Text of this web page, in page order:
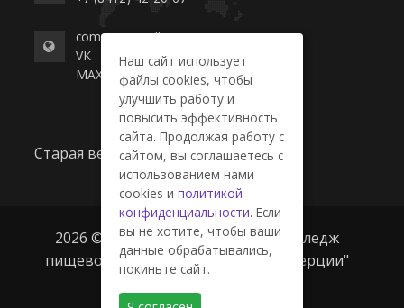
commerce-college.ru
VK
MAX
Старая версия сайта
2026 © ГАПОУ ПО "Пензенский колледж
пищевой промышленности и коммерции"
Наш сайт использует
файлы cookies, чтобы
улучшить работу и
повысить эффективность
сайта. Продолжая работу с
сайтом, вы соглашаетесь с
использованием нами
cookies и политикой
конфиденциальности. Если
вы не хотите, чтобы ваши
данные обрабатывались,
покиньте сайт.